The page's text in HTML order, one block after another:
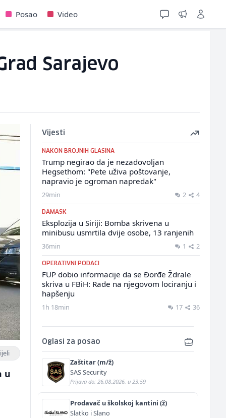
Posao Video
Sarajevo
u
Vijesti
NAKON BROJNIH GLASINA
Trump negirao da je nezadovoljan
Hegsethom: "Pete uživa poštovanje,
napravio je ogroman napredak"
29min 2 4
DAMASK
Eksplozija u Siriji: Bomba skrivena u
minibusu usmrtila dvije osobe, 13 ranjenih
36min 1 2
OPERATIVNI PODACI
FUP dobio informacije da se Đorđe Ždrale
skriva u FBiH: Rade na njegovom lociranju i
hapšenju
1h 18min 17 36
Oglasi za posao
Zaštitar (m/ž)
SAS Security
Prijava do: 26.08.2026. u 23:59
Prodavač u školskoj kantini (ž)
Slatko i Slano